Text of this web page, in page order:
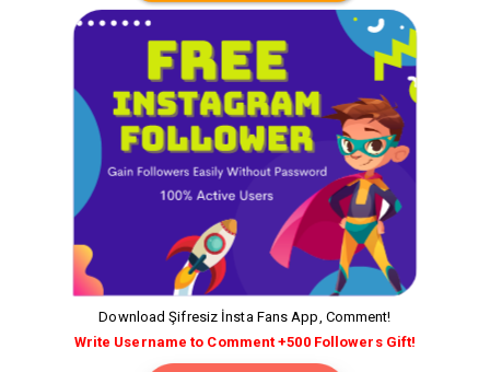
Download Şifresiz İnsta Fans App, Comment!
Write Username to Comment +500 Followers Gift!